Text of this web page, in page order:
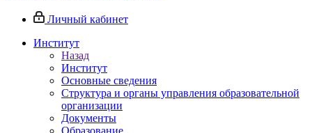
Личный кабинет
Институт
Назад
Институт
Основные сведения
Структура и органы управления образовательной
организации
Документы
Образование